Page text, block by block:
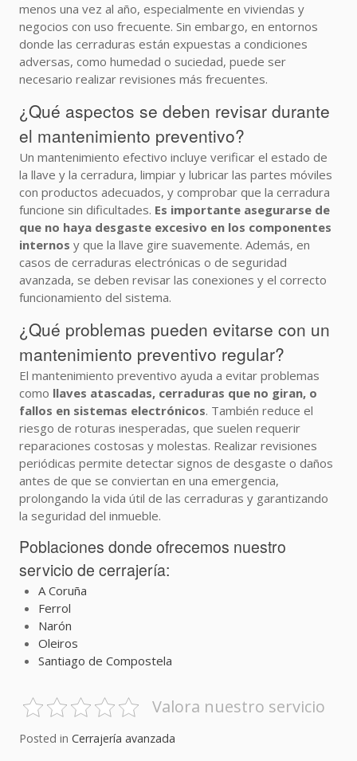
menos una vez al año, especialmente en viviendas y
negocios con uso frecuente. Sin embargo, en entornos
donde las cerraduras están expuestas a condiciones
adversas, como humedad o suciedad, puede ser
necesario realizar revisiones más frecuentes.
¿Qué aspectos se deben revisar durante
el mantenimiento preventivo?
Un mantenimiento efectivo incluye verificar el estado de
la llave y la cerradura, limpiar y lubricar las partes móviles
con productos adecuados, y comprobar que la cerradura
funcione sin dificultades. Es importante asegurarse de
que no haya desgaste excesivo en los componentes
internos y que la llave gire suavemente. Además, en
casos de cerraduras electrónicas o de seguridad
avanzada, se deben revisar las conexiones y el correcto
funcionamiento del sistema.
¿Qué problemas pueden evitarse con un
mantenimiento preventivo regular?
El mantenimiento preventivo ayuda a evitar problemas
como llaves atascadas, cerraduras que no giran, o
fallos en sistemas electrónicos. También reduce el
riesgo de roturas inesperadas, que suelen requerir
reparaciones costosas y molestas. Realizar revisiones
periódicas permite detectar signos de desgaste o daños
antes de que se conviertan en una emergencia,
prolongando la vida útil de las cerraduras y garantizando
la seguridad del inmueble.
Poblaciones donde ofrecemos nuestro
servicio de cerrajería:
A Coruña
Ferrol
Narón
Oleiros
Santiago de Compostela
Valora nuestro servicio
Posted in Cerrajería avanzada